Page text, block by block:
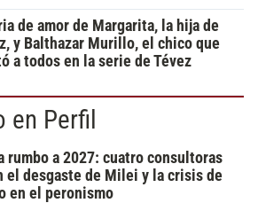
de amor de Margarita, la hija de
y Balthazar Murillo, el chico que
a todos en la serie de Tévez
en Perfil
rumbo a 2027: cuatro consultoras
el desgaste de Milei y la crisis de
en el peronismo